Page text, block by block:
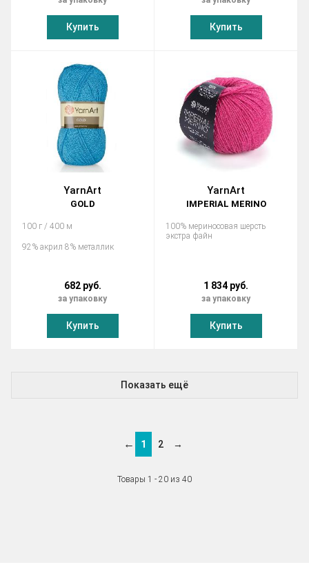
Купить Купить
YarnArt
GOLD
100 г / 400 м
92% акрил 8% металлик
682 руб.
за упаковку
Купить
YarnArt
IMPERIAL MERINO
100% мериносовая шерсть
экстра файн
1 834 руб.
за упаковку
Купить
Показать ещё
Товары 1 - 20 из 40
← 1 2 →